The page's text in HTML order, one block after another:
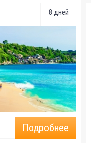
8 дней
Подробнее